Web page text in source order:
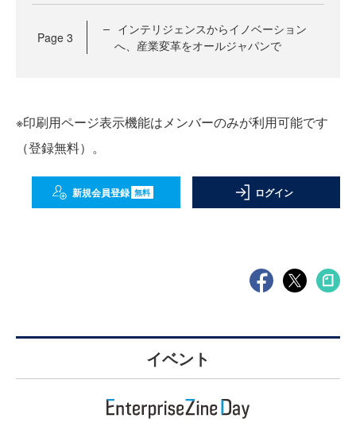
Page 3
インテリジェンスからイノベーション
へ、産業変革をオールジャパンで
※印刷用ページ表示機能はメンバーのみが利用可能です
（登録無料）。
新規会員登録 無料 ログイン
イベント